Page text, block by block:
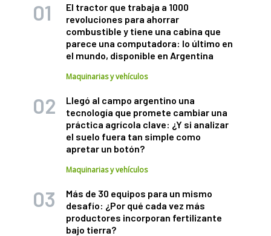
El tractor que trabaja a 1000
revoluciones para ahorrar
combustible y tiene una cabina que
parece una computadora: lo último en
el mundo, disponible en Argentina
Maquinarias y vehículos
Llegó al campo argentino una
tecnología que promete cambiar una
práctica agrícola clave: ¿Y si analizar
el suelo fuera tan simple como
apretar un botón?
Maquinarias y vehículos
Más de 30 equipos para un mismo
desafío: ¿Por qué cada vez más
productores incorporan fertilizante
bajo tierra?